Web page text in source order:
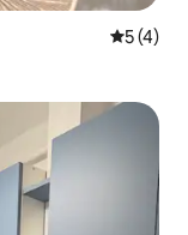
5 (4)